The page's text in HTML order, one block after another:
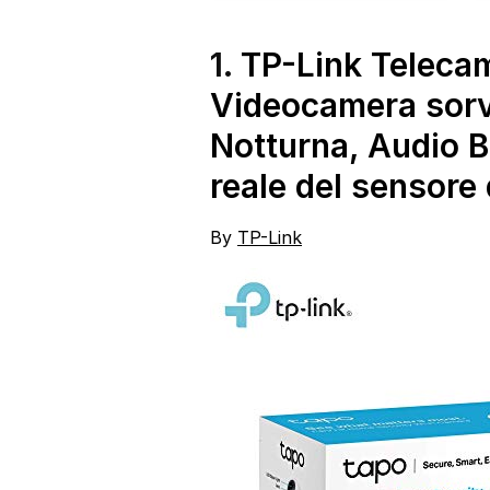
fino a 1.5TB, Black
[Versione Italiana]
1. TP-Link
Videocamera
Notturna, Audio
reale del
By TP-Link